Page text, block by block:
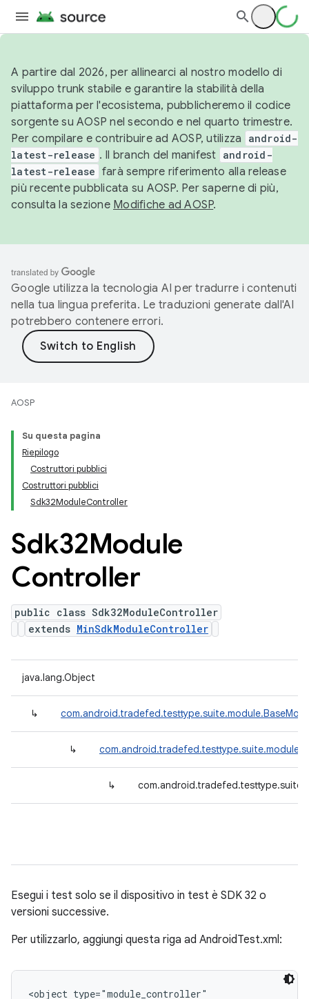
A partire dal 2026, per allinearci al nostro modello di
sviluppo trunk stabile e garantire la stabilità della
piattaforma per l'ecosistema, pubblicheremo il codice
sorgente su AOSP nel secondo e nel quarto trimestre.
Per compilare e contribuire ad AOSP, utilizza
android-
latest-release . Il branch del manifest android-
latest-release farà sempre riferimento alla release
più recente pubblicata su AOSP. Per saperne di più,
consulta la sezione Modifiche ad AOSP.
Google utilizza la tecnologia AI per tradurre i contenuti
nella tua lingua preferita. Le traduzioni generate dall'AI
potrebbero contenere errori.
AOSP
Su questa pagina
Riepilogo
Costruttori pubblici
Costruttori pubblici
Sdk32ModuleController
Sdk32Module
Controller
public class Sdk32ModuleController
extends MinSdkModuleController
java.lang.Object
↳
↳
↳
Esegui i test solo se il dispositivo in test è SDK 32 o
versioni successive.
Per utilizzarlo, aggiungi questa riga ad AndroidTest.xml:
<object type="module_controller"